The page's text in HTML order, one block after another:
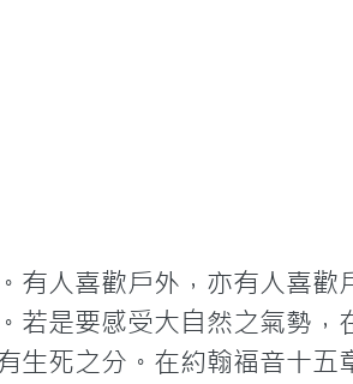
有人喜歡戶外，亦有人喜歡
若是要感受大自然之氣勢，
生死之分。在約翰福音十